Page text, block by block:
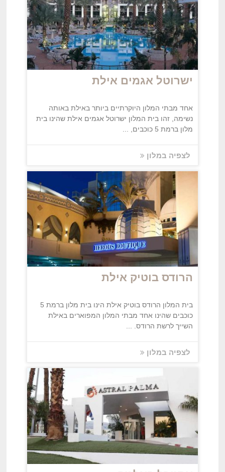
ישרוטל אגמים אילת
אחד מבתי המלון היוקרתיים ביותר באילת באותה
נשימה, זהו בית המלון ישרוטל אגמים אילת שהינו בית
מלון ברמת 5 כוכבים, ...
לצפיה במלון
הרודס בוטיק אילת
בית המלון הרודס בוטיק אילת הינו בית מלון ברמת 5
כוכבים שהינו אחד מבתי המלון המפוארים באילת
השייך לרשת הרודס. ...
לצפיה במלון